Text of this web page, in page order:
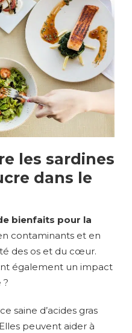
les sardines
dans le
bienfaits pour la
contaminants et en
des os et du cœur.
également un impact
?
saine d’acides gras
peuvent aider à